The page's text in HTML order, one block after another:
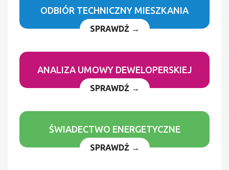
ODBIÓR TECHNICZNY MIESZKANIA
SPRAWDŹ →
ANALIZA UMOWY DEWELOPERSKIEJ
SPRAWDŹ →
ŚWIADECTWO ENERGETYCZNE
SPRAWDŹ →